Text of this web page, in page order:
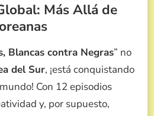
Más Allá de
Blancas contra Negras” no
del Sur, ¡está conquistando
Con 12 episodios
y, por supuesto,